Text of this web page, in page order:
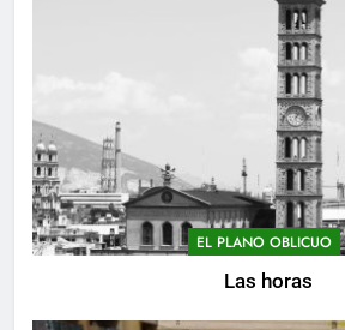
EL PLANO OBLICUO
Las horas